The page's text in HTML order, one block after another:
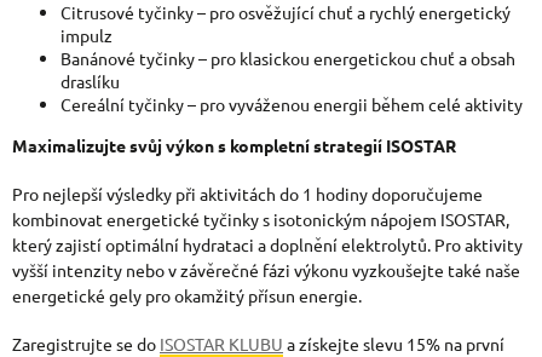
Citrusové tyčinky – pro osvěžující chuť a rychlý energetický
impulz
Banánové tyčinky – pro klasickou energetickou chuť a obsah
draslíku
Cereální tyčinky – pro vyváženou energii během celé aktivity
Maximalizujte svůj výkon s kompletní strategií ISOSTAR
Pro nejlepší výsledky při aktivitách do 1 hodiny doporučujeme
kombinovat energetické tyčinky s isotonickým nápojem ISOSTAR,
který zajistí optimální hydrataci a doplnění elektrolytů. Pro aktivity
vyšší intenzity nebo v závěrečné fázi výkonu vyzkoušejte také naše
energetické gely pro okamžitý přísun energie.
Zaregistrujte se do ISOSTAR KLUBU a získejte slevu 15% na první